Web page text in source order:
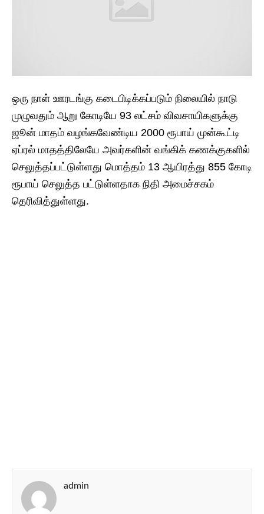
ஒரு நாள் ஊரடங்கு கடைபிடிக்கப்படும் நிலையில் நாடு
முழுவதும் ஆறு கோடியே 93 லட்சம் விவசாயிகளுக்கு
ஜூன் மாதம் வழங்கவேண்டிய 2000 ரூபாய் முன்கூட்டி
ஏப்ரல் மாதத்திலேயே அவர்களின் வங்கிக் கணக்குகளில்
செலுத்தப்பட்டுள்ளது மொத்தம் 13 ஆயிரத்து 855 கோடி
ரூபாய் செலுத்த பட்டுள்ளதாக நிதி அமைச்சகம்
தெரிவித்துள்ளது.
admin